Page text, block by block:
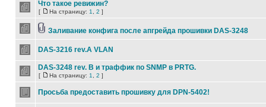
Что такое ревижин?
[ На страницу: 1 2 ]
Заливание конфига после апгрейда прошивки DAS-3248
DAS-3216 rev.A VLAN
DAS-3248 rev. B и траффик по SNMP в PRTG.
[ На страницу: 1 2 ]
Просьба предоставить прошивку для DPN-5402!